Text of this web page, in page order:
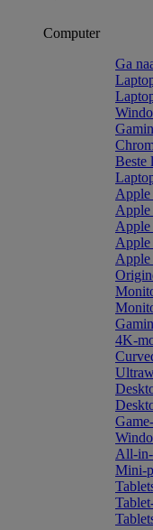
Computer
Ga
Beste
4K-
All-
Mini-